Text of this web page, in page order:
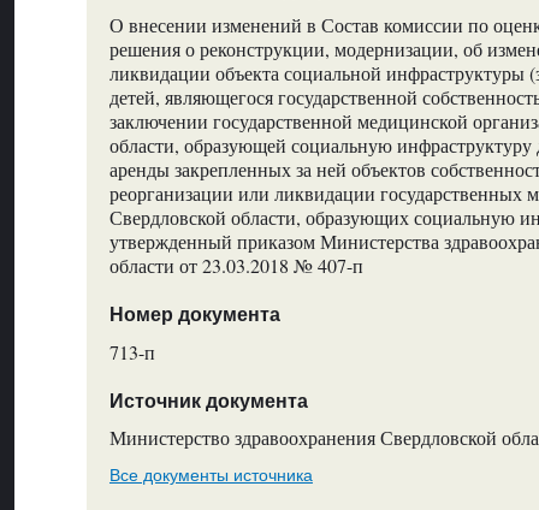
О внесении изменений в Состав комиссии по
решения о реконструкции, модернизации, об
ликвидации объекта социальной инфраструктуры
детей, являющегося государственной
заключении государственной медицинской
области, образующей социальную инфраструктуру
аренды закрепленных за ней объектов
реорганизации или ликвидации государственных
Свердловской области, образующих социальную
утвержденный приказом Министерства
области от 23.03.2018 № 407-п
Номер документа
713-п
Источник документа
Министерство здравоохранения Свердловской
Все документы источника